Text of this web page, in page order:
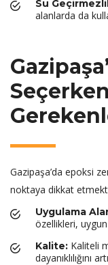
Su
alanlarda da
Gazipaşa’da epoksi
noktaya dikkat
Uygulama
özellikleri,
Kalite: Kaliteli
dayanıklılığını